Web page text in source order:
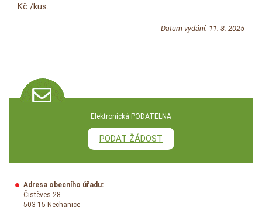
Kč /kus.
Datum vydání: 11. 8. 2025
Elektronická PODATELNA
PODAT ŽÁDOST
Adresa obecního úřadu:
Čistěves 28
503 15 Nechanice